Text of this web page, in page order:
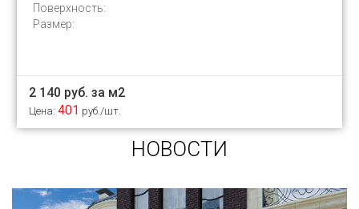
Поверхность:
Размер:
2 140 руб. за м2
Цена: 401 руб./шт.
НОВОСТИ